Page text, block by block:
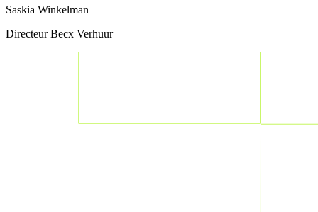
Saskia Winkelman
Directeur Becx Verhuur